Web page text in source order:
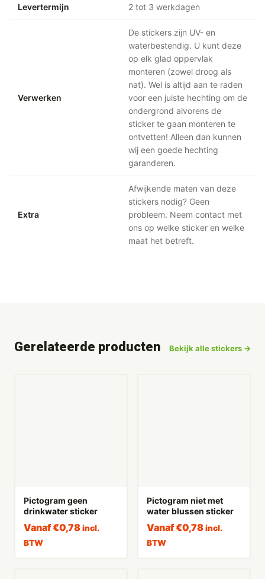
Levertermijn 2 tot 3 werkdagen
Verwerken
De stickers zijn UV- en
waterbestendig. U kunt deze
op elk glad oppervlak
monteren (zowel droog als
nat). Wel is altijd aan te raden
voor een juiste hechting om de
ondergrond alvorens de
sticker te gaan monteren te
ontvetten! Alleen dan kunnen
wij een goede hechting
garanderen.
Extra
Afwijkende maten van deze
stickers nodig? Geen
probleem. Neem contact met
ons op welke sticker en welke
maat het betreft.
Gerelateerde producten Bekijk alle stickers →
Pictogram geen
drinkwater sticker
Vanaf€0,78 incl.
BTW
Pictogram niet met
water blussen sticker
Vanaf€0,78 incl.
BTW